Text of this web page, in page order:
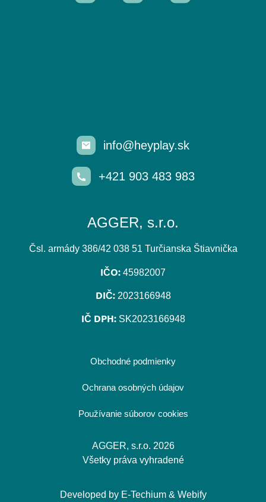
info@heyplay.sk
+421 903 483 983
AGGER, s.r.o.
Čsl. armády 386/42 038 51 Turčianska Štiavnička
IČO: 45982007
DIČ: 2023166948
IČ DPH: SK2023166948
Obchodné podmienky
Ochrana osobných údajov
Používanie súborov cookies
AGGER, s.r.o. 2026
Všetky práva vyhradené
Developed by E-Techium& Webify